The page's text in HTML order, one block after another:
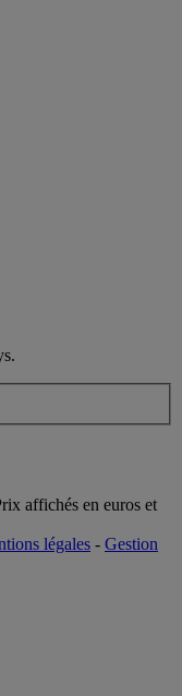
affichés en euros et
légales - Gestion